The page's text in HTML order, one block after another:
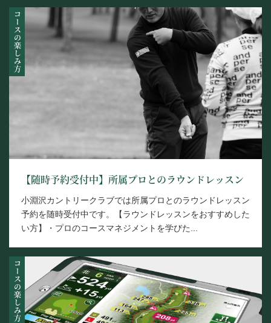
【随時予約受付中】所属プロとのラウンドレッスン
小淵沢カントリークラブでは所属プロとのラウンドレッスン
予約を随時受付中です。【ラウンドレッスンをおすすめした
い方】・プロのコースマネジメントを学びた...
コースの楽しみ方
コースの楽しみ方